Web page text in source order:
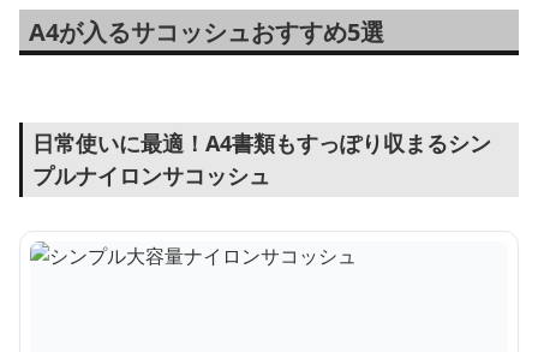
A4が入るサコッシュおすすめ5選
日常使いに最適！A4書類もすっぽり収まるシン
プルナイロンサコッシュ